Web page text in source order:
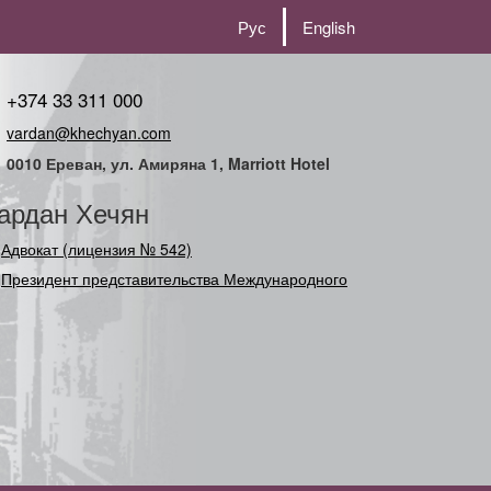
Рус English
+374 33 311 000
vardan@khechyan.com
0010 Ереван, ул. Амиряна 1, Marriott Hotel
Хечян
Адвокат (лицензия № 542)
Президент представительства Международного